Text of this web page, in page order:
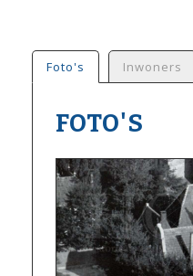
Foto's Inwoners
FOTO'S